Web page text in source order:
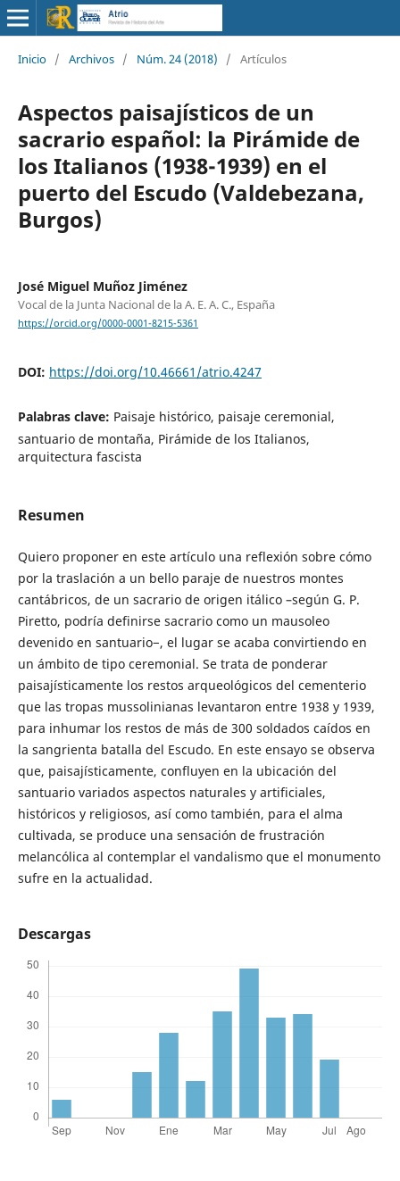
Inicio / Archivos / Núm. 24 (2018) / Artículos
Aspectos paisajísticos de un
sacrario español: la Pirámide de
los Italianos (1938-1939) en el
puerto del Escudo (Valdebezana,
Burgos)
José Miguel Muñoz Jiménez
Vocal de la Junta Nacional de la A. E. A. C., España
https://orcid.org/0000-0001-8215-5361
DOI: https://doi.org/10.46661/atrio.4247
Palabras clave: Paisaje histórico, paisaje ceremonial,
santuario de montaña, Pirámide de los Italianos,
arquitectura fascista
Resumen
Quiero proponer en este artículo una reflexión sobre cómo
por la traslación a un bello paraje de nuestros montes
cantábricos, de un sacrario de origen itálico –según G. P.
Piretto, podría definirse sacrario como un mausoleo
devenido en santuario−, el lugar se acaba convirtiendo en
un ámbito de tipo ceremonial. Se trata de ponderar
paisajísticamente los restos arqueológicos del cementerio
que las tropas mussolinianas levantaron entre 1938 y 1939,
para inhumar los restos de más de 300 soldados caídos en
la sangrienta batalla del Escudo. En este ensayo se observa
que, paisajísticamente, confluyen en la ubicación del
santuario variados aspectos naturales y artificiales,
históricos y religiosos, así como también, para el alma
cultivada, se produce una sensación de frustración
melancólica al contemplar el vandalismo que el monumento
sufre en la actualidad.
Descargas